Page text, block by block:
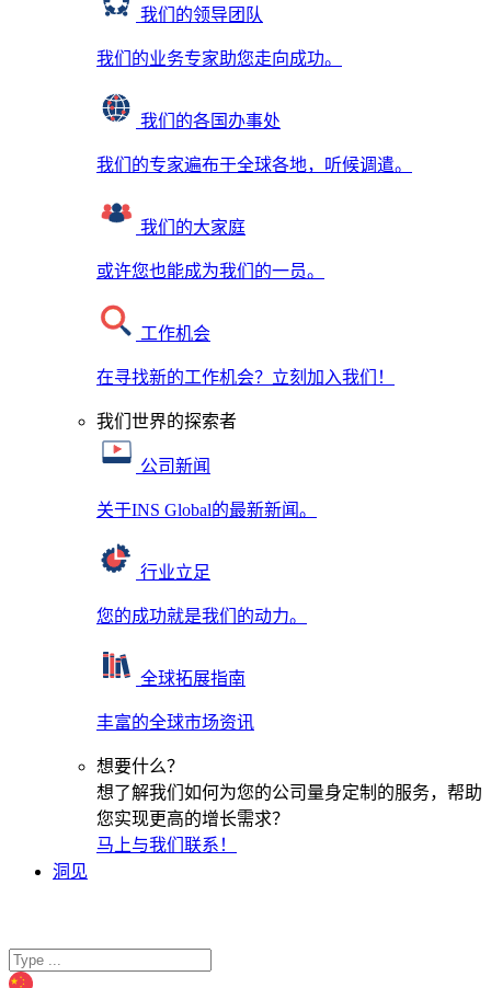
我们的领导团队
我们的业务专家助您走向成功。
我们的各国办事处
我们的专家遍布于全球各地，听候调遣。
我们的大家庭
或许您也能成为我们的一员。
工作机会
在寻找新的工作机会？立刻加入我们！
我们世界的探索者
公司新闻
关于INS Global的最新新闻。
行业立足
您的成功就是我们的动力。
全球拓展指南
丰富的全球市场资讯
想要什么？
想了解我们如何为您的公司量身定制的服务，帮助
您实现更高的增长需求？
马上与我们联系！
洞见